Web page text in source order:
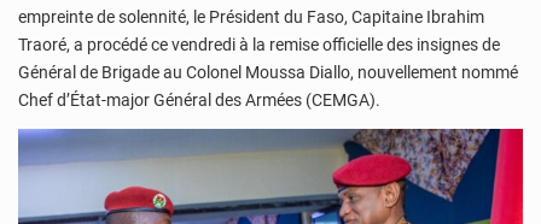
empreinte de solennité, le Président du Faso, Capitaine Ibrahim
Traoré, a procédé ce vendredi à la remise officielle des insignes de
Général de Brigade au Colonel Moussa Diallo, nouvellement nommé
Chef d’État-major Général des Armées (CEMGA).